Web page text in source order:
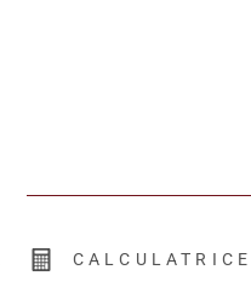
CALCULATRICE